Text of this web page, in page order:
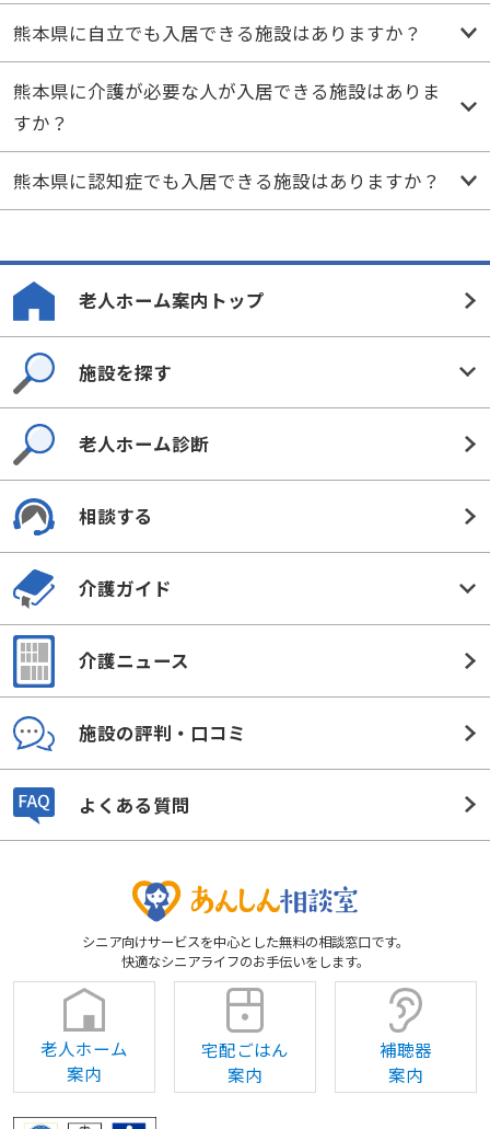
熊本県に自立でも入居できる施設はありますか？
熊本県に介護が必要な人が入居できる施設はありま
すか？
熊本県に認知症でも入居できる施設はありますか？
老人ホーム案内トップ
施設を探す
老人ホーム診断
相談する
介護ガイド
介護ニュース
施設の評判・口コミ
よくある質問
シニア向けサービスを中心とした無料の相談窓口です。
快適なシニアライフのお手伝いをします。
老人ホーム
案内
宅配ごはん
案内
補聴器
案内